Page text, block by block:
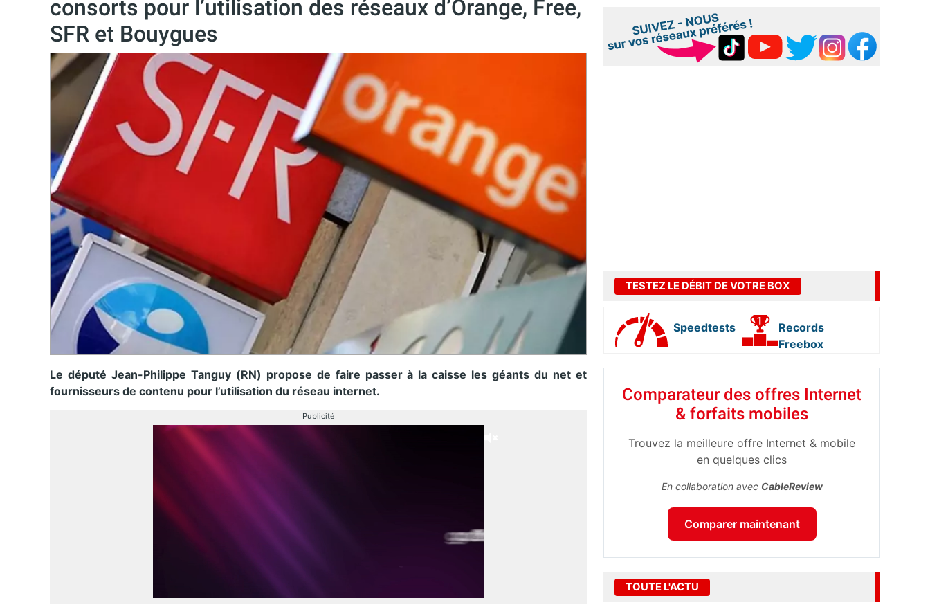
consorts pour l’utilisation des réseaux d’Orange, Free,
SFR et Bouygues
Le député Jean-Philippe Tanguy (RN) propose de faire passer à la caisse les géants du net et
fournisseurs de contenu pour l’utilisation du réseau internet.
Publicité
TESTEZ LE DÉBIT DE VOTRE BOX
Speedtests
Records
Freebox
Comparateur des offres Internet
& forfaits mobiles
Trouvez la meilleure offre Internet & mobile
en quelques clics
En collaboration avec CableReview
Comparer maintenant
TOUTE L'ACTU